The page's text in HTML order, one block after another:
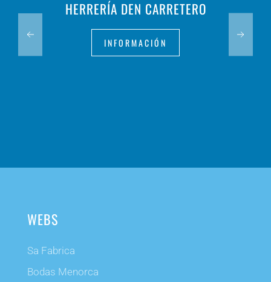
HERRERÍA DEN CARRETERO
INFORMACIÓN
WEBS
Sa Fabrica
Bodas Menorca